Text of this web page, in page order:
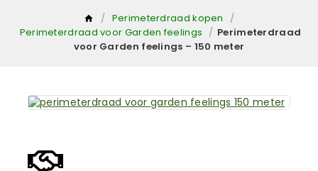
/ Perimeterdraad kopen
/
Perimeterdraad voor Garden feelings / Perimeterdraad
voor Garden feelings – 150 meter